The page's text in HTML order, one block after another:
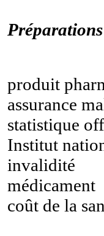
produit
assurance
statistique
Institut
invalidité
médicament
coût de la